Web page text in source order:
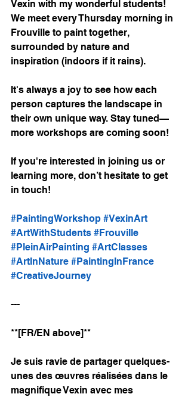
Vexin with my wonderful students!
We meet every Thursday morning in
Frouville to paint together,
surrounded by nature and
inspiration (indoors if it rains).
It's always a joy to see how each
person captures the landscape in
their own unique way. Stay tuned—
more workshops are coming soon!
If you're interested in joining us or
learning more, don’t hesitate to get
in touch!
#PaintingWorkshop #VexinArt
#ArtWithStudents #Frouville
#PleinAirPainting #ArtClasses
#ArtInNature #PaintingInFrance
#CreativeJourney
---
**[FR/EN above]**
Je suis ravie de partager quelques-
unes des œuvres réalisées dans le
magnifique Vexin avec mes